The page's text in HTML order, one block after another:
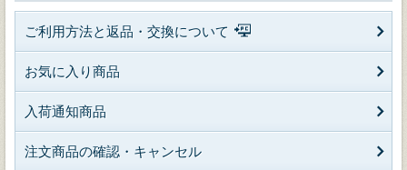
ご利用方法と返品・交換について
お気に入り商品
入荷通知商品
注文商品の確認・キャンセル